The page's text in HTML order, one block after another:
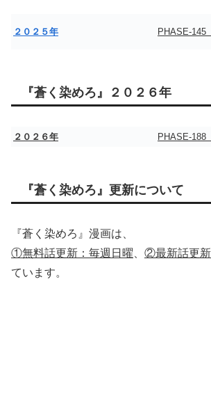
２０２５年 PHASE-
『蒼く染めろ』２０２６年
２０２６年 PHASE-
『蒼く染めろ』更新について
『蒼く染めろ』漫画は、
①無料話更新：毎週日曜、 ②最新話更
ています。